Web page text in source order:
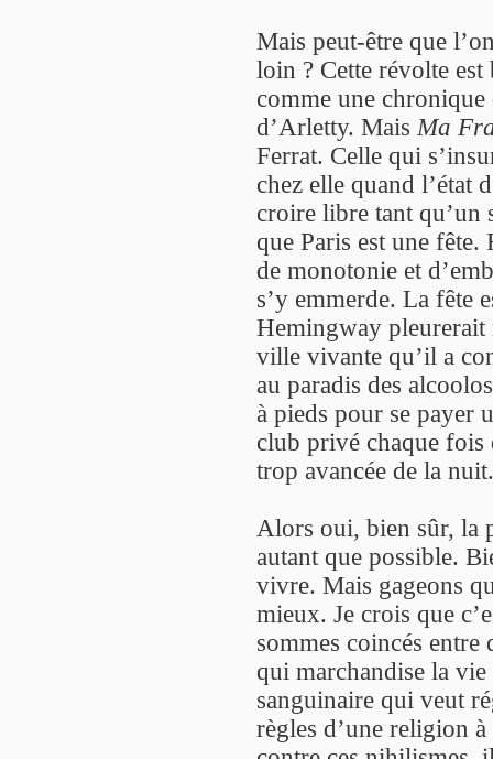
Mais peut-être que
loin ? Cette révolte est
comme une
d’Arletty. MaisMa
Ferrat. Celle qui
chez elle quand l’état
croire libre tant qu’un
que Paris est une
de monotonie et
s’y emmerde. La fête
Hemingway pleurerait
ville vivante qu’il a
au paradis des
à pieds pour se payer
club privé chaque fois
trop avancée de la nuit.
Alors oui, bien sûr, la
autant que possible.
vivre. Mais gageons
mieux. Je crois que
sommes coincés
qui marchandise la
sanguinaire qui veut
règles d’une religion